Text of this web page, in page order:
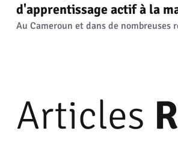
d'apprentissage actif à la
Au Cameroun et dans de nombreuses
Articles